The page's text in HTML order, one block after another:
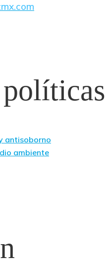
antisoborno
ambiente